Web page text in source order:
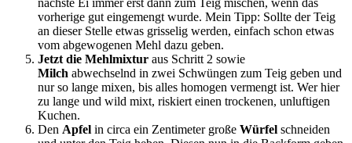
vorherige gut eingemengt wurde. Mein Tipp: Sollte der Teig
an dieser Stelle etwas grisselig werden, einfach schon etwas
vom abgewogenen Mehl dazu geben.
Jetzt die Mehlmixtur aus Schritt 2 sowie
Milch abwechselnd in zwei Schwüngen zum Teig geben und
nur so lange mixen, bis alles homogen vermengt ist. Wer hier
zu lange und wild mixt, riskiert einen trockenen, unluftigen
Kuchen.
Den Apfel in circa ein Zentimeter große Würfel schneiden